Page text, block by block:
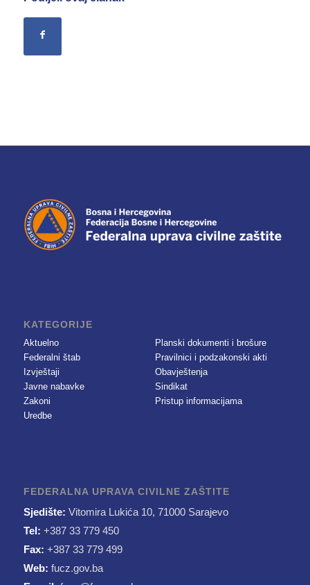
KATEGORIJE
Aktuelno
Federalni štab
Izvještaji
Javne nabavke
Zakoni
Uredbe
Planski dokumenti i brošure
Pravilnici i podzakonski akti
Obavještenja
Sindikat
Pristup informacijama
FEDERALNA UPRAVA CIVILNE ZAŠTITE
Sjedište: Vitomira Lukića 10, 71000 Sarajevo
Tel: +387 33 779 450
Fax: +387 33 779 499
Web: fucz.gov.ba